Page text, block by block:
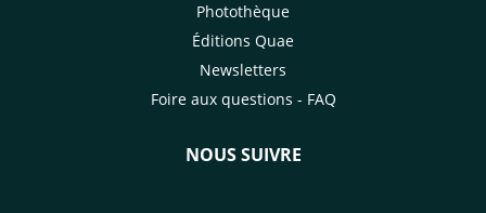
Photothèque
Éditions Quae
Newsletters
Foire aux questions - FAQ
NOUS SUIVRE